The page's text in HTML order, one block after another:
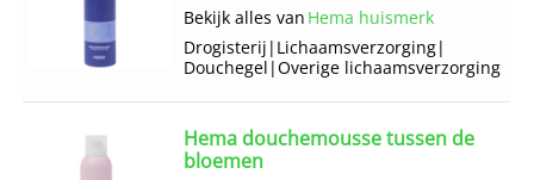
Bekijk alles van Hema huismerk
Drogisterij | Lichaams­verzorging|
Douchegel |Overige lichaams­verzorging
Hema douchemousse tussen de
bloemen